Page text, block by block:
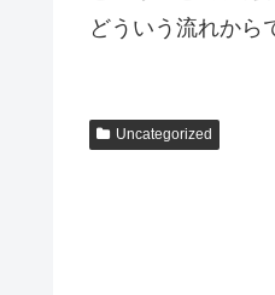
どういう流れから
Uncategorized